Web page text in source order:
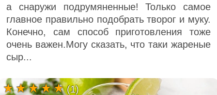
а снаружи подрумяненные! Только самое
главное правильно подобрать творог и муку.
Конечно, сам способ приготовления тоже
очень важен.Могу сказать, что таки жареные
сыр...
(1)